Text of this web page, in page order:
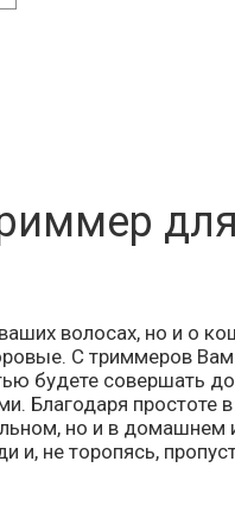
волосах, но и о
С триммеров Вам
будете совершать
Благодаря простоте
но и в домашнем
и, не торопясь,